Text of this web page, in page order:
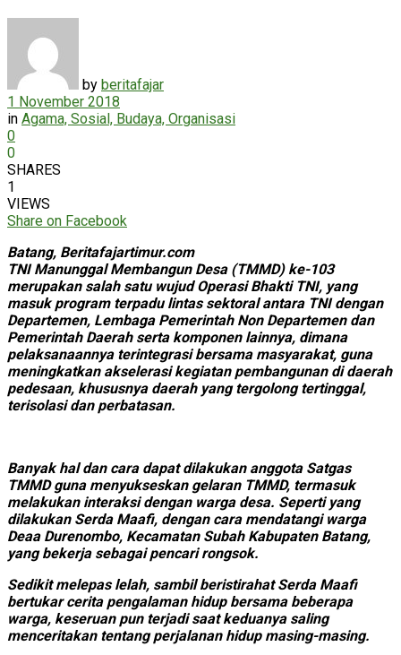
by beritafajar
1 November 2018
in Agama, Sosial, Budaya, Organisasi
0
0
SHARES
1
VIEWS
Share on Facebook
Batang, Beritafajartimur.com
TNI Manunggal Membangun Desa (TMMD) ke-103
merupakan salah satu wujud Operasi Bhakti TNI, yang
masuk program terpadu lintas sektoral antara TNI dengan
Departemen, Lembaga Pemerintah Non Departemen dan
Pemerintah Daerah serta komponen lainnya, dimana
pelaksanaannya terintegrasi bersama masyarakat, guna
meningkatkan akselerasi kegiatan pembangunan di daerah
pedesaan, khususnya daerah yang tergolong tertinggal,
terisolasi dan perbatasan.
Banyak hal dan cara dapat dilakukan anggota Satgas
TMMD guna menyukseskan gelaran TMMD, termasuk
melakukan interaksi dengan warga desa. Seperti yang
dilakukan Serda Maafi, dengan cara mendatangi warga
Deaa Durenombo, Kecamatan Subah Kabupaten Batang,
yang bekerja sebagai pencari rongsok.
Sedikit melepas lelah, sambil beristirahat Serda Maafi
bertukar cerita pengalaman hidup bersama beberapa
warga, keseruan pun terjadi saat keduanya saling
menceritakan tentang perjalanan hidup masing-masing.